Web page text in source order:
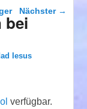
Nächster →
bei
Iesus
verfügbar.